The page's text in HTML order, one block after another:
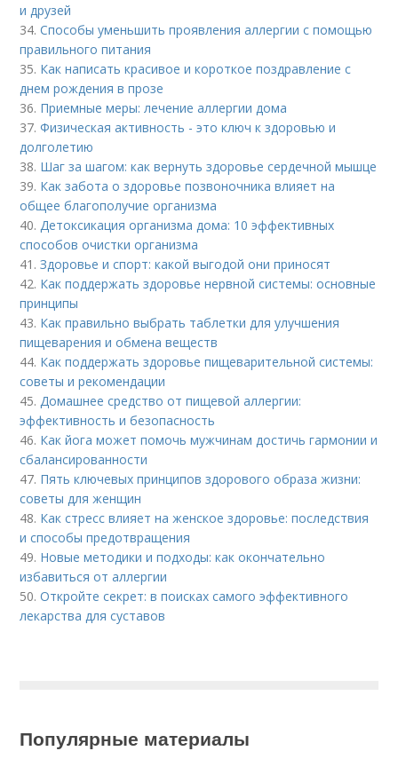
и друзей
34.Способы уменьшить проявления аллергии с помощью
правильного питания
35. Как написать красивое и короткое поздравление с
днем рождения в прозе
36. Приемные меры: лечение аллергии дома
37.Физическая активность - это ключ к здоровью и
долголетию
38. Шаг за шагом: как вернуть здоровье сердечной мышце
39. Как забота о здоровье позвоночника влияет на
общее благополучие организма
40. Детоксикация организма дома: 10 эффективных
способов очистки организма
41.Здоровье и спорт: какой выгодой они приносят
42. Как поддержать здоровье нервной системы: основные
принципы
43. Как правильно выбрать таблетки для улучшения
пищеварения и обмена веществ
44. Как поддержать здоровье пищеварительной системы:
советы и рекомендации
45. Домашнее средство от пищевой аллергии:
эффективность и безопасность
46. Как йога может помочь мужчинам достичь гармонии и
сбалансированности
47. Пять ключевых принципов здорового образа жизни:
советы для женщин
48. Как стресс влияет на женское здоровье: последствия
и способы предотвращения
49. Новые методики и подходы: как окончательно
избавиться от аллергии
50.Откройте секрет: в поисках самого эффективного
лекарства для суставов
Популярные материалы